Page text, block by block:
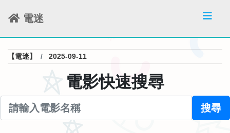
電迷
【電迷】 2025-09-11
電影快速搜尋
搜尋